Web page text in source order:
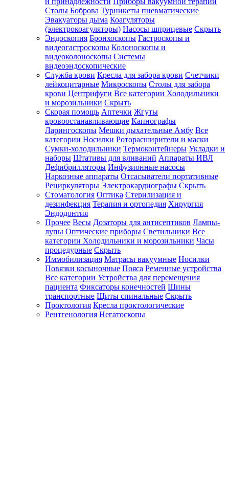
Столы Боброва Турникеты пневматические
Эвакуаторы дыма Коагуляторы
(электрокоагуляторы) Насосы шприцевые Скрыть
Эндоскопия Бронхоскопы Гастроскопы и
видеогастроскопы Колоноскопы и
видеоколоноскопы Системы
видеоэндоскопические
Служба крови Кресла для забора крови Счетчики
лейкоцитарные Микроскопы Столы для забора
крови Центрифуги Все категории Холодильники
и морозильники Скрыть
Скорая помощь Аптечки Жгуты
кровоостанавливающие Капнографы
Ларингоскопы Мешки дыхательные Амбу Все
категории Носилки Роторасширители и маски
Сумки-холодильники Термоконтейнеры Укладки и
наборы Штативы для вливаний Аппараты ИВЛ
Дефибрилляторы Инфузионные насосы
Наркозные аппараты Отсасыватели портативные
Рециркуляторы Электрокардиографы Скрыть
Стоматология Оптика Стерилизация и
дезинфекция Терапия и ортопедия Хирургия
Эндодонтия
Прочее Весы Дозаторы для антисептиков Лампы-
лупы Оптические приборы Светильники Все
категории Холодильники и морозильники Часы
процедурные Скрыть
Иммобилизация Матрасы вакуумные Носилки
Повязки косыночные Пояса Ременные устройства
Все категории Устройства для перемещения
пациента Фиксаторы конечностей Шины
транспортные Щиты спинальные Скрыть
Проктология Кресла проктологические
Рентгенология Негатоскопы